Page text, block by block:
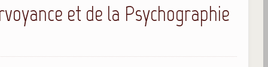
et de la Psychographie